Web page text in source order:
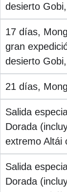
desierto
17 días,
gran
desierto
21 días,
Salida
Dorada
extremo Altái
Salida
Dorada